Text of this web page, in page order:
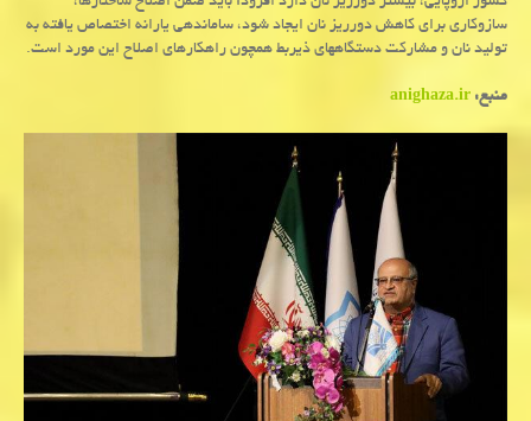
سازوکاری برای کاهش دورریز نان ایجاد شود، ساماندهی یارانه اختصاص یافته به
تولید نان و مشارکت دستگاههای ذیربط همچون راهکارهای اصلاح این مورد است.
منبع:anighaza.ir